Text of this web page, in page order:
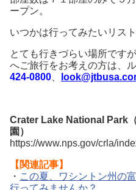
ープン。
いつかは行ってみたいリス
とても行きづらい場所です
へご旅行をお考えの方は、
424-0800
Crater Lake National Park
園）
https://www.nps.gov/crla/
【関連記事】
・ この夏、ワシントン州の
行ってみませんか？